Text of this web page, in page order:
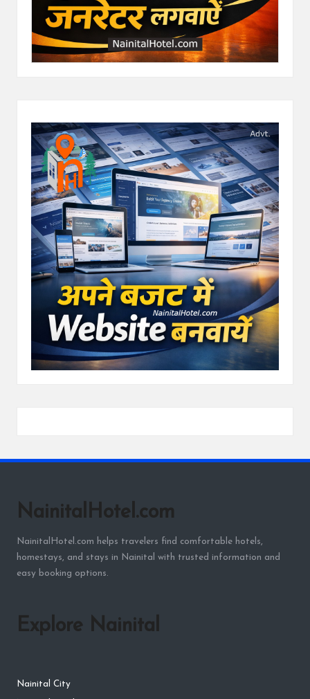
NainitalHotel.com
NainitalHotel.com helps travelers find comfortable hotels,
homestays, and stays in Nainital with trusted information and
easy booking options.
Explore Nainital
Nainital City